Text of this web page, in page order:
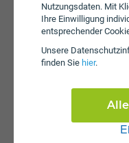
Nutzungsdaten. Mit
Ihre Einwilligung
entsprechender
Unsere
finden Sie hier.
Wertkartentarife
Internet Klax S Box
Internet Klax M Box
Internet KLAX 5G L
Internet Klax S
Mobile Internet Klax
Mobile Internet Klax